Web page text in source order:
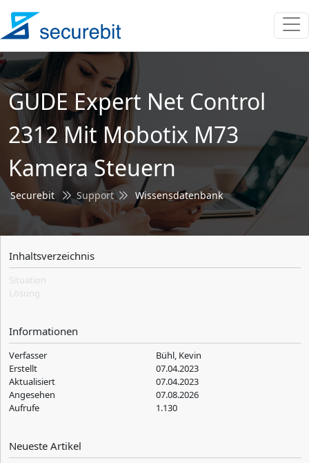
GUDE Expert Net Control
2312 Mit Mobotix M73
Kamera Steuern
Securebit Support Wissensdatenbank
Inhaltsverzeichnis
Situation
Lösung
Informationen
Verfasser
Bühl, Kevin
Erstellt
07.04.2023
Aktualisiert
07.04.2023
Angesehen
07.08.2026
Aufrufe
1.130
Neueste Artikel